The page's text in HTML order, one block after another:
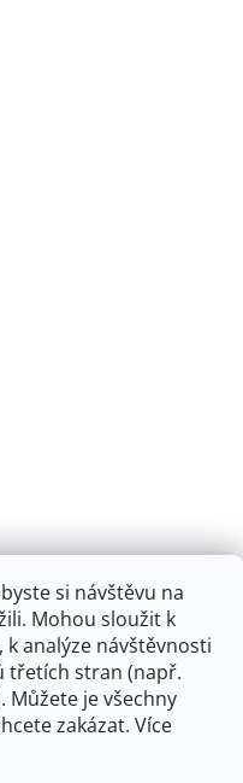
si návštěvu na
Mohou sloužit k
analýze návštěvnosti
třetích stran (např.
Můžete je všechny
zakázat. Více